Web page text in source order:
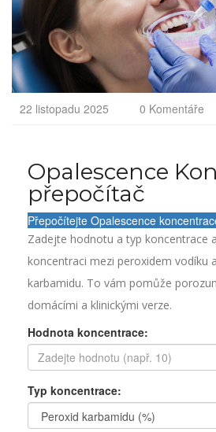
22 listopadu 2025 0 Komentáře
Opalescence
přepočítač
Přepočítejte Opalescence
Zadejte hodnotu a typ koncentrace
koncentraci mezi peroxidem vodíku
karbamidu. To vám pomůže
domácími a klinickými verze.
Hodnota koncentrace:
Typ koncentrace: